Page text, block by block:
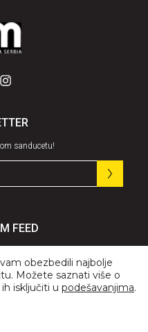
sanducetu!
FEED
obezbedili najbolje
Možete saznati više o
isključiti u podešavanjima.
Banner